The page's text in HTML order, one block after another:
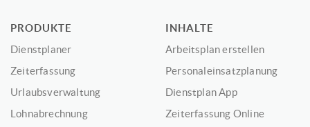
PRODUKTE
Dienstplaner
Zeiterfassung
Urlaubsverwaltung
Lohnabrechnung
INHALTE
Arbeitsplan erstellen
Personaleinsatzplanung
Dienstplan App
Zeiterfassung Online